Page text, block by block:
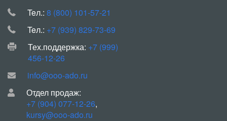
Teл.: 8 (800) 101-57-21
Teл.: +7 (939) 829-73-69
Тех.поддержка: +7 (999)
456-12-26
info@ooo-ado.ru
Отдел продаж:
+7 (904) 077-12-26,
kursy@ooo-ado.ru